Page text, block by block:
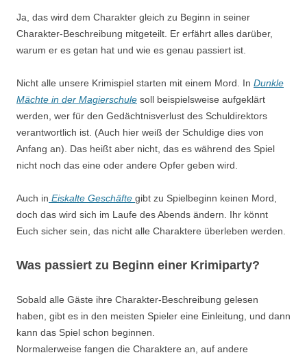
Ja, das wird dem Charakter gleich zu Beginn in seiner
Charakter-Beschreibung mitgeteilt. Er erfährt alles darüber,
warum er es getan hat und wie es genau passiert ist.
Nicht alle unsere Krimispiel starten mit einem Mord. In Dunkle
Mächte in der Magierschule soll beispielsweise aufgeklärt
werden, wer für den Gedächtnisverlust des Schuldirektors
verantwortlich ist. (Auch hier weiß der Schuldige dies von
Anfang an). Das heißt aber nicht, das es während des Spiel
nicht noch das eine oder andere Opfer geben wird.
Auch in Eiskalte Geschäfte gibt zu Spielbeginn keinen Mord,
doch das wird sich im Laufe des Abends ändern. Ihr könnt
Euch sicher sein, das nicht alle Charaktere überleben werden.
Was passiert zu Beginn einer Krimiparty?
Sobald alle Gäste ihre Charakter-Beschreibung gelesen
haben, gibt es in den meisten Spieler eine Einleitung, und dann
kann das Spiel schon beginnen.
Normalerweise fangen die Charaktere an, auf andere